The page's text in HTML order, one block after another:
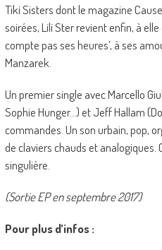
Tiki Sisters dont le magazine
soirées, Lili Ster revient enfin, à
compte pas ses heures’, à ses
Manzarek.
Un premier single avec Marcello
Sophie Hunger…) et Jeff Hallam
commandes. Un son urbain, pop,
de claviers chauds et analogiques.
singulière.
(Sortie EP en septembre 2017)
Pour plus d’infos :